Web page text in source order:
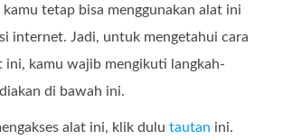
kamu tetap bisa menggunakan alat ini
internet. Jadi, untuk mengetahui cara
ini, kamu wajib mengikuti langkah-
di bawah ini.
alat ini, klik dulutautan ini.